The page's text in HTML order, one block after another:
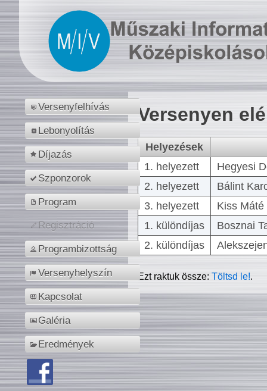
Versenyfelhívás
Lebonyolítás
Díjazás
Szponzorok
Program
Regisztráció
Programbizottság
Versenyhelyszín
Kapcsolat
Galéria
Eredmények
Versenyen
Helyezések
1. helyezett
Hegyesi
2. helyezett
Bálint
3. helyezett
Kiss
1. különdíjas
Bosznai
2. különdíjas
Ezt raktuk össze:Töltsd le!.